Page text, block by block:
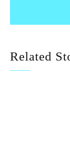
Related